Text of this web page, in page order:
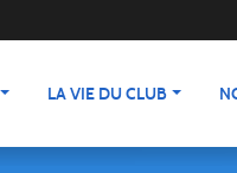
LA VIE DU CLUB